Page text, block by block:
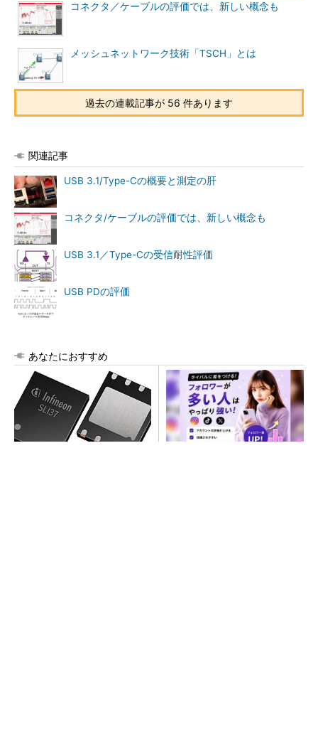
コネクタ／ケーブルの評価では、新しい概念も
メッシュネットワーク技術「TSCH」とは
過去の連載記事が 56 件あります
関連記事
USB 3.1/Type-Cの概要と測定の肝
コネクタ/ケーブルの評価では、新しい概念も
USB 3.1／Type-Cの受信耐性評価
USB PDの評価
あなたにおすすめ